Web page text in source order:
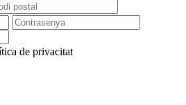
de privacitat